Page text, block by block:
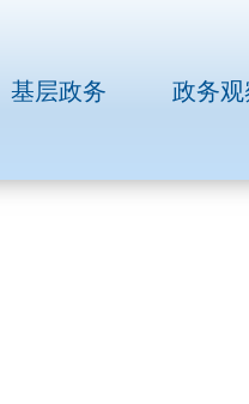
基层政务 政务